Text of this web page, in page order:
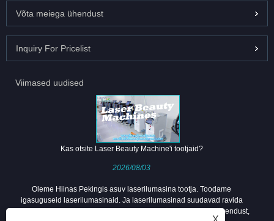
Võta meiega ühendust
Inquiry For Pricelist
Viimased uudised
Kas otsite Laser Beauty Machine'i tootjaid?
2026/08/03
Oleme Hiinas Pekingis asuv laserilumasina tootja. Toodame
igasuguseid laserilumasinaid. Ja laserilumasinad suudavad ravida
enamikku nahaprobleemidest. Tere tulemast jälgima meiega ühendust,